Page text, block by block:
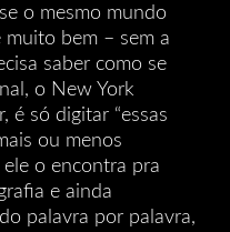
o mesmo mundo
muito bem – sem a
saber como se
o New York
é só digitar “essas
ou menos
o encontra pra
e ainda
palavra por palavra,